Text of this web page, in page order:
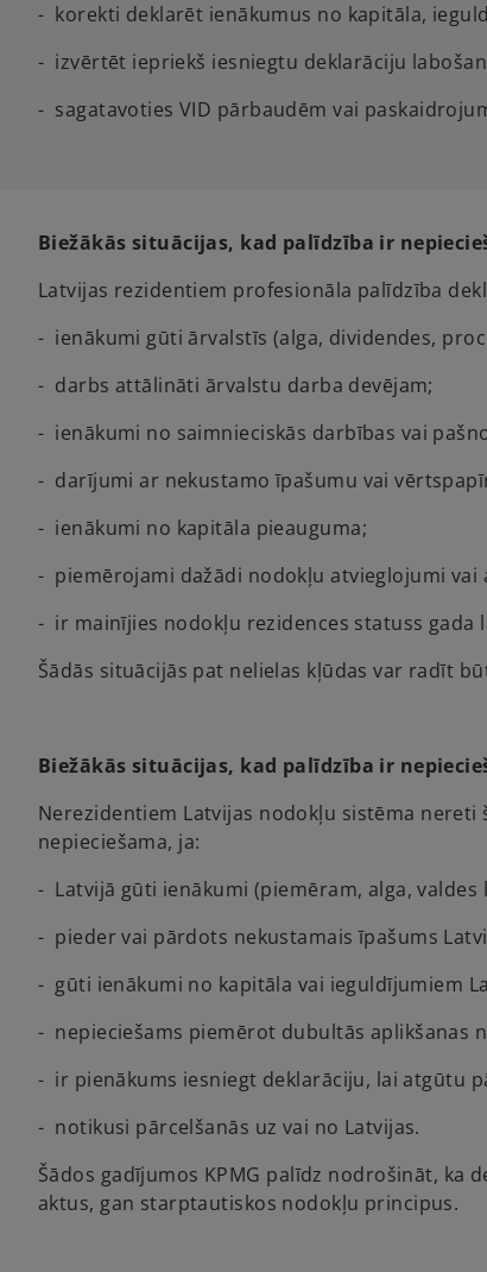
- korekti deklarēt ienākumus no kapitāla,
- izvērtēt iepriekš iesniegtu deklarāciju
- sagatavoties VID pārbaudēm vai
Biežākās situācijas, kad palīdzība ir
Latvijas rezidentiem profesionāla palīdzība
- ienākumi gūti ārvalstīs (alga, dividendes,
- darbs attālināti ārvalstu darba devējam;
- ienākumi no saimnieciskās darbības vai
- darījumi ar nekustamo īpašumu vai
- ienākumi no kapitāla pieauguma;
- piemērojami dažādi nodokļu atvieglojumi vai
- ir mainījies nodokļu rezidences statuss gada
Šādās situācijās pat nelielas kļūdas var radīt
Biežākās situācijas, kad palīdzība ir
Nerezidentiem Latvijas nodokļu sistēma
nepieciešama, ja:
- Latvijā gūti ienākumi (piemēram, alga,
- pieder vai pārdots nekustamais īpašums
- gūti ienākumi no kapitāla vai ieguldījumiem
- nepieciešams piemērot dubultās aplikšanas
- ir pienākums iesniegt deklarāciju, lai atgūtu
- notikusi pārcelšanās uz vai no Latvijas.
Šādos gadījumos KPMG palīdz nodrošināt, ka
aktus, gan starptautiskos nodokļu principus.